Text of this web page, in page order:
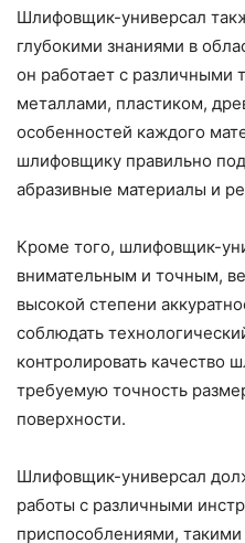
Шлифовщик-универсал
глубокими знаниями в
он работает с различными
металлами, пластиком,
особенностей каждого
шлифовщику правильно
абразивные материалы и
Кроме того, шлифовщик-
внимательным и точным,
высокой степени
соблюдать
контролировать качество
требуемую точность
поверхности.
Шлифовщик-универсал
работы с различными
приспособлениями, такими